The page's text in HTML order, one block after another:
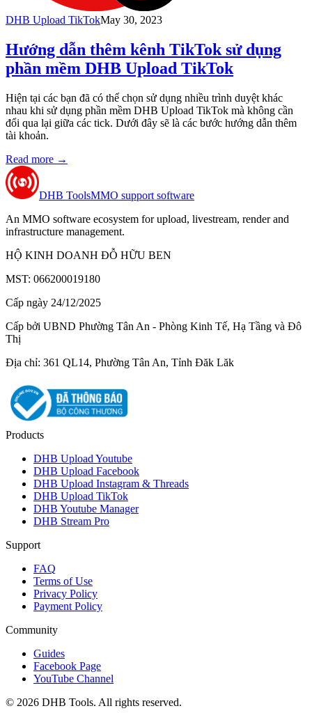
DHB Upload TikTokMay 30, 2023
Hướng dẫn thêm kênh TikTok sử dụng
phần mềm DHB Upload TikTok
Hiện tại các bạn đã có thể chọn sử dụng nhiều trình duyệt khác
nhau khi sử dụng phần mềm DHB Upload TikTok mà không cần
đổi qua lại giữa các tick. Dưới đây sẽ là các bước hướng dẫn thêm
tài khoản.
Read more →
DHB ToolsMMO support software
An MMO software ecosystem for upload, livestream, render and
infrastructure management.
HỘ KINH DOANH ĐỖ HỮU BEN
MST: 066200019180
Cấp ngày 24/12/2025
Cấp bởi UBND Phường Tân An - Phòng Kinh Tế, Hạ Tầng và Đô
Thị
Địa chỉ: 361 QL14, Phường Tân An, Tỉnh Đăk Lăk
Products
DHB Upload Youtube
DHB Upload Facebook
DHB Upload Instagram & Threads
DHB Upload TikTok
DHB Youtube Manager
DHB Stream Pro
Support
FAQ
Terms of Use
Privacy Policy
Payment Policy
Community
Guides
Facebook Page
YouTube Channel
© 2026 DHB Tools. All rights reserved.